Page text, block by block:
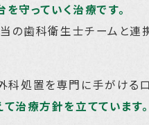
守っていく治療です。
の歯科衛生士チームと連
科処置を専門に手がける
治療方針を立てています。